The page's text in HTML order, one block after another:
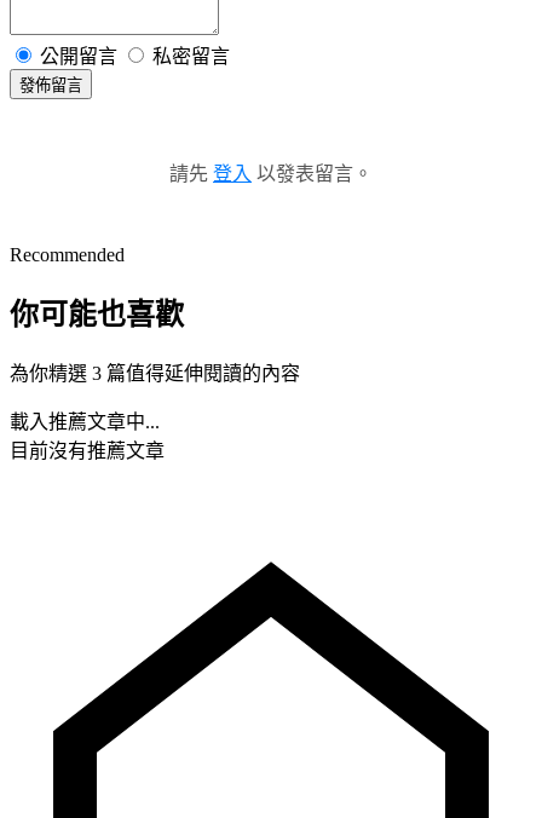
公開留言 私密留言
發佈留言
請先 登入 以發表留言。
Recommended
你可能也喜歡
為你精選 3 篇值得延伸閱讀的內容
載入推薦文章中...
目前沒有推薦文章